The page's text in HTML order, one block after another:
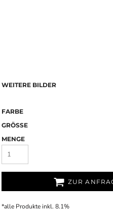
WEITERE BILDER
FARBE
GRÖSSE
MENGE
ZUR
*alle Produkte inkl. 8.1%